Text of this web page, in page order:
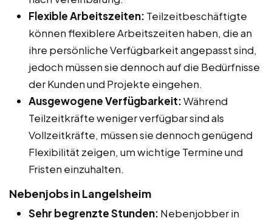
Flexible Arbeitszeiten: Teilzeitbeschäftigte
können flexiblere Arbeitszeiten haben, die an
ihre persönliche Verfügbarkeit angepasst sind,
jedoch müssen sie dennoch auf die Bedürfnisse
der Kunden und Projekte eingehen.
Ausgewogene Verfügbarkeit:Während
Teilzeitkräfte weniger verfügbar sind als
Vollzeitkräfte, müssen sie dennoch genügend
Flexibilität zeigen, um wichtige Termine und
Fristen einzuhalten.
Nebenjobs in Langelsheim
Sehr begrenzte Stunden: Nebenjobber in